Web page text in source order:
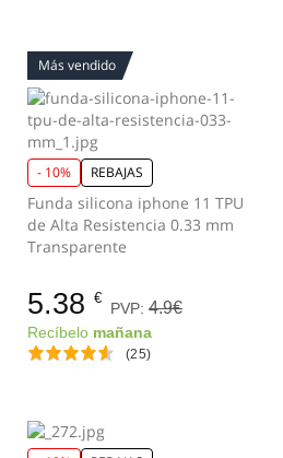
Más vendido
- 10% REBAJAS
Funda silicona iphone 11 TPU
de Alta Resistencia 0.33 mm
Transparente
5.38 €
PVP: 4.9€
Recíbelo mañana
(25)